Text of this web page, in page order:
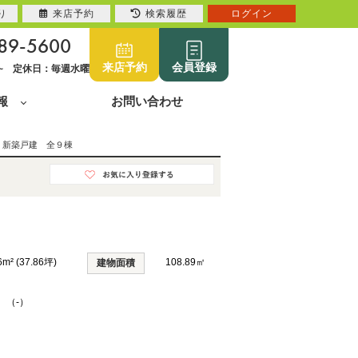
5600
定休日：毎週水曜 来店予約 会員登録
お問い合わせ
新築戸建 全９棟
(37.86坪) 建物面積 108.89㎡
-）
来店予約 検索履歴 ログイン